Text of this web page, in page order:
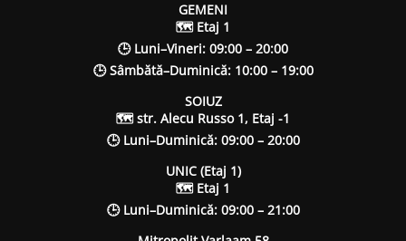
GEMENI
🗺 Etaj 1
🕒 Luni–Vineri: 09:00 – 20:00
🕒 Sâmbătă–Duminică: 10:00 – 19:00
SOIUZ
🗺 str. Alecu Russo 1, Etaj -1
🕒 Luni–Duminică: 09:00 – 20:00
UNIC (Etaj 1)
🗺 Etaj 1
🕒 Luni–Duminică: 09:00 – 21:00